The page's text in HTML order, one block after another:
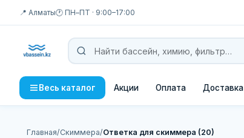
📍 Алматы🕐 ПН–ПТ · 9:00–17:00
Весь каталог Акции Оплата Доставка
Главная/Скиммера/Ответка для скиммера (20)